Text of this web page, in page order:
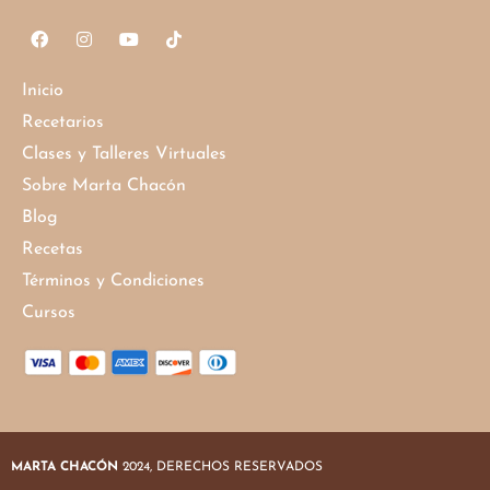
Inicio
Recetarios
Clases y Talleres Virtuales
Sobre Marta Chacón
Blog
Recetas
Términos y Condiciones
Cursos
MARTA CHACÓN 2024, DERECHOS RESERVADOS